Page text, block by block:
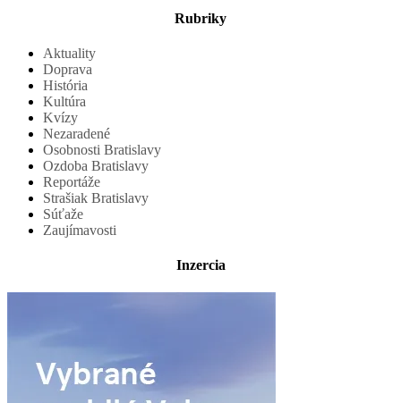
Rubriky
Aktuality
Doprava
História
Kultúra
Kvízy
Nezaradené
Osobnosti Bratislavy
Ozdoba Bratislavy
Reportáže
Strašiak Bratislavy
Súťaže
Zaujímavosti
Inzercia